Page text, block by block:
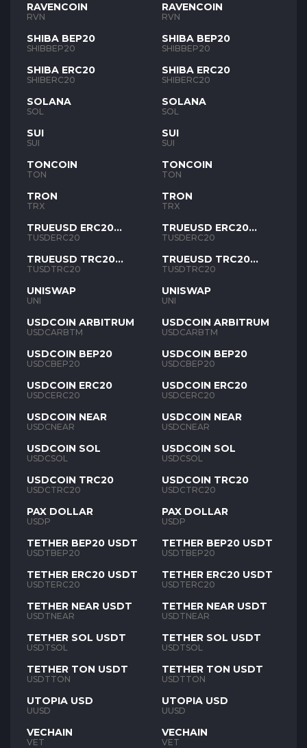
RAVENCOIN
RVN
SHIBA BEP20
SHIBBEP20
SHIBA ERC20
SHIBERC20
SOLANA
SOL
SUI
SUI
TONCOIN
TON
TRON
TRX
TRUEUSD ERC20
TUSD
TUSDERC20
TRUEUSD TRC20
TUSD
TUSDTRC20
UNISWAP
UNI
USDCOIN ARBITRUM
USDCARBTM
USDCOIN BEP20
USDCBEP20
USDCOIN ERC20
USDCERC20
USDCOIN NEAR
USDCNEAR
USDCOIN SOL
USDCSOL
USDCOIN TRC20
USDCTRC20
PAX DOLLAR
USDP
TETHER BEP20 USDT
USDTBEP20
TETHER ERC20 USDT
USDTERC20
TETHER NEAR USDT
USDTNEAR
TETHER SOL USDT
USDTSOL
TETHER TON USDT
USDTTON
UTOPIA USD
UUSD
VECHAIN
VET
RAVENCOIN
RVN
SHIBA BEP20
SHIBBEP20
SHIBA ERC20
SHIBERC20
SOLANA
SOL
SUI
SUI
TONCOIN
TON
TRON
TRX
TRUEUSD ERC20
TUSD
TUSDERC20
TRUEUSD TRC20
TUSD
TUSDTRC20
UNISWAP
UNI
USDCOIN ARBITRUM
USDCARBTM
USDCOIN BEP20
USDCBEP20
USDCOIN ERC20
USDCERC20
USDCOIN NEAR
USDCNEAR
USDCOIN SOL
USDCSOL
USDCOIN TRC20
USDCTRC20
PAX DOLLAR
USDP
TETHER BEP20 USDT
USDTBEP20
TETHER ERC20 USDT
USDTERC20
TETHER NEAR USDT
USDTNEAR
TETHER SOL USDT
USDTSOL
TETHER TON USDT
USDTTON
UTOPIA USD
UUSD
VECHAIN
VET